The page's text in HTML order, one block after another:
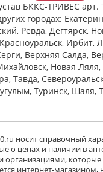
БККС-ТРИВЕС арт.
городах:
Ревда, Дегтярск,
Ирбит,
Верхняя Салда,
Новая
Тавда,
Туринск, Шаля,
носит справочный
о ценах и наличии в
которые
интернет-